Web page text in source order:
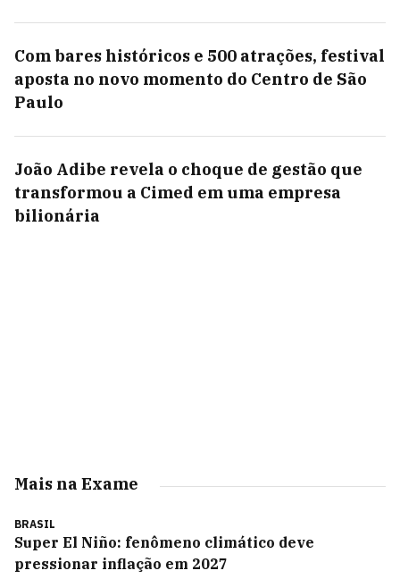
Com bares históricos e 500 atrações, festival
aposta no novo momento do Centro de São
Paulo
João Adibe revela o choque de gestão que
transformou a Cimed em uma empresa
bilionária
Mais na Exame
BRASIL
Super El Niño: fenômeno climático deve
pressionar inflação em 2027